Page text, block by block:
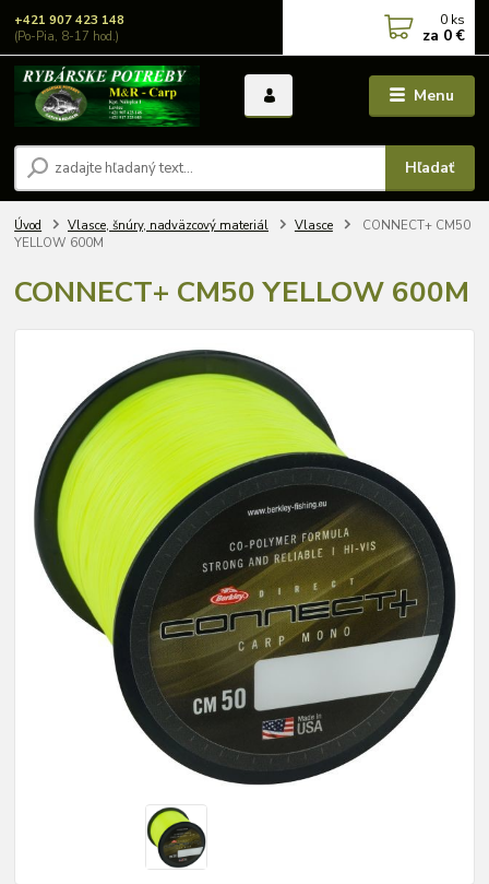
Menu
Hľadať
+421 907 423 148
(Po-Pia, 8-17 hod.)
0 ks
za 0 €
Úvod Vlasce, šnúry, nadväzcový materiál Vlasce
CONNECT+ CM50
YELLOW 600M
CONNECT+ CM50 YELLOW 600M